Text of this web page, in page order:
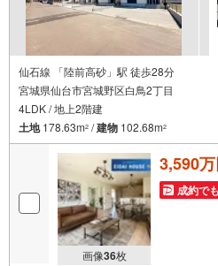
仙石線 「陸前高砂」駅 徒歩28分
宮城県仙台市宮城野区白鳥2丁目
4LDK / 地上2階建
土地178.63m2 /建物 102.68m2
画像36枚
3,590
成約で